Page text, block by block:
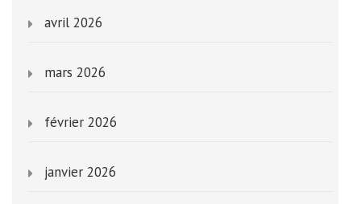
avril 2026
mars 2026
février 2026
janvier 2026